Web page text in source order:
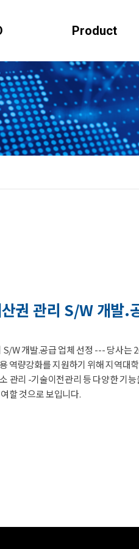
Product
권 관리 S/W 개발.
W 개발.공급 업체 선정 --- 당사
역량강화를 지원하기 위해 지역
관리 -기술이전관리 등 다양한 기
할 것으로 보입니다.